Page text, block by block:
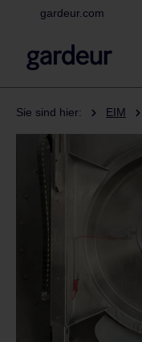
Hauptinhalt springen
Zur Suche springen
Zur Hauptnavigation
gardeur.com
Sie sind hier: EIM